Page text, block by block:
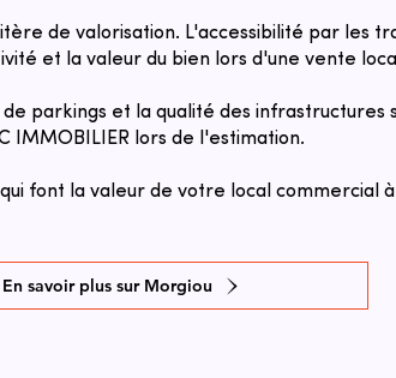
de valorisation. L'accessibilité par les
et la valeur du bien lors d'une vente
parkings et la qualité des infrastructures
IMMOBILIER lors de l'estimation.
font la valeur de votre local commercial
En savoir plus sur Morgiou